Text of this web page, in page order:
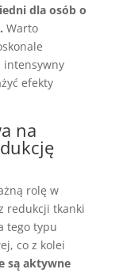
dla osób o
Warto
intensywny
efekty
na
rolę w
redukcji tkanki
tego typu
co z kolei
są aktywne